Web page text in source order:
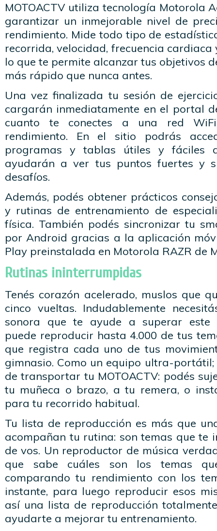
MOTOACTV utiliza tecnología Motorola
garantizar un inmejorable nivel de
rendimiento. Mide todo tipo de
recorrida, velocidad, frecuencia
lo que te permite alcanzar tus objetivos
más rápido que nunca antes.
Una vez finalizada tu sesión de
cargarán inmediatamente en el portal
cuanto te conectes a una red
rendimiento. En el sitio podrás
programas y tablas útiles y fáciles
ayudarán a ver tus puntos fuertes y
desafíos.
Además, podés obtener prácticos
y rutinas de entrenamiento de
física. También podés sincronizar tu
por Android gracias a la aplicación
Play preinstalada en Motorola RAZR de
Rutinas ininterrumpidas
Tenés corazón acelerado, muslos que
cinco vueltas. Indudablemente
sonora que te ayude a superar este
puede reproducir hasta 4.000 de tus
que registra cada uno de tus
gimnasio. Como un equipo ultra-
de transportar tu MOTOACTV: podés
tu muñeca o brazo, a tu remera, o
para tu recorrido habitual.
Tu lista de reproducción es más que
acompañan tu rutina: son temas que te
de vos. Un reproductor de música
que sabe cuáles son los temas
comparando tu rendimiento con los
instante, para luego reproducir esos
así una lista de reproducción
ayudarte a mejorar tu entrenamiento.